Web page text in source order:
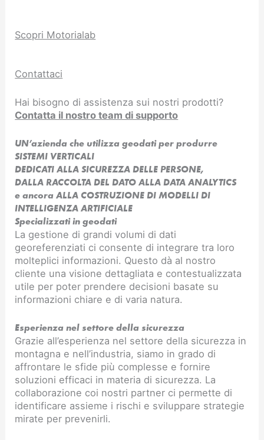
Scopri Motorialab
Contattaci
Hai bisogno di assistenza sui nostri prodotti?
Contatta il nostro team di supporto
UN’azienda che utilizza geodati per produrre
SISTEMI VERTICALI
DEDICATI ALLA SICUREZZA DELLE PERSONE,
DALLA RACCOLTA DEL DATO ALLA DATA ANALYTICS
e ancora ALLA COSTRUZIONE DI MODELLI DI
INTELLIGENZA ARTIFICIALE​
Specializzati in geodati
La gestione di grandi volumi di dati
georeferenziati ci consente di integrare tra loro
molteplici informazioni. Questo dà al nostro
cliente una visione dettagliata e contestualizzata
utile per poter prendere decisioni basate su
informazioni chiare e di varia natura.
Esperienza nel settore della sicurezza
Grazie all’esperienza nel settore della sicurezza in
montagna e nell’industria, siamo in grado di
affrontare le sfide più complesse e fornire
soluzioni efficaci in materia di sicurezza. La
collaborazione coi nostri partner ci permette di
identificare assieme i rischi e sviluppare strategie
mirate per prevenirli.